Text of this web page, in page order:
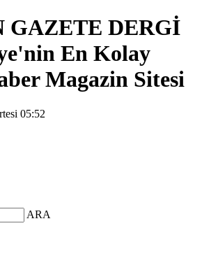
GAZETE DERGİ
En Kolay
Magazin Sitesi
05:52
ARA